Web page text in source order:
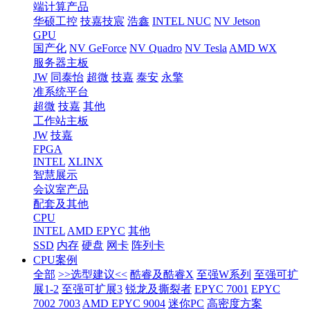
端计算产品
华硕工控 技嘉技宸 浩鑫 INTEL NUC NV Jetson
GPU
国产化 NV GeForce NV Quadro NV Tesla AMD WX
服务器主板
JW 同泰怡 超微 技嘉 泰安 永擎
准系统平台
超微 技嘉 其他
工作站主板
JW 技嘉
FPGA
INTEL XLINX
智慧展示
会议室产品
配套及其他
CPU
INTEL AMD EPYC 其他
SSD 内存 硬盘 网卡 阵列卡
CPU案例
全部 >>选型建议<< 酷睿及酷睿X 至强W系列 至强可扩
展1-2 至强可扩展3 锐龙及撕裂者 EPYC 7001 EPYC
7002 7003 AMD EPYC 9004 迷你PC 高密度方案